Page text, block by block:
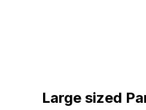
Large sized